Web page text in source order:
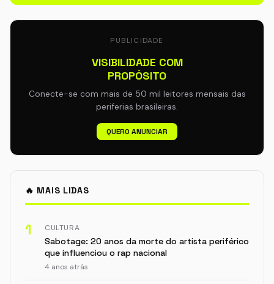
PUBLICIDADE
VISIBILIDADE COM
PROPÓSITO
Conecte-se com mais de 50 mil leitores mensais das
periferias brasileiras.
QUERO ANUNCIAR
🔥 MAIS LIDAS
1 CULTURA
Sabotage: 20 anos da morte do artista periférico
que influenciou o rap nacional
4 anos atrás